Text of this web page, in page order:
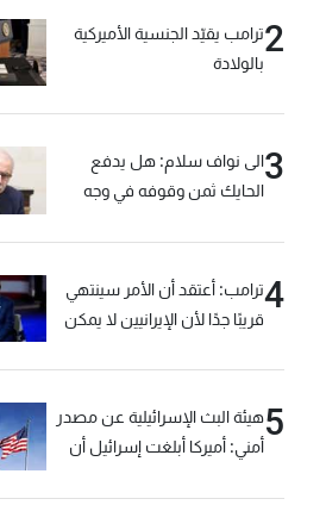
2ترامب يقيّد الجنسية الأميركية
بالولادة
3الى نواف سلام: هل يدفع
الحايك ثمن وقوفه في وجه
4ترامب: أعتقد أن الأمر سينتهي
قريبًا جدًا لأن الإيرانيين لا يمكن
5هيئة البث الإسرائيلية عن مصدر
أمني: أميركا أبلغت إسرائيل أن